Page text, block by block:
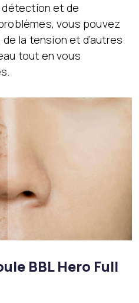
détection et de
vous pouvez
la tension et d’autres
tout en vous
BBL Hero Full